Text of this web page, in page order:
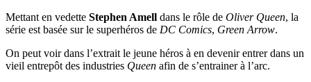
Mettant en vedette Stephen Amell dans le rôle de Oliver Queen, la
série est basée sur le superhéros de DC Comics, Green Arrow.
On peut voir dans l’extrait le jeune héros à en devenir entrer dans un
vieil entrepôt des industries Queen afin de s’entrainer à l’arc.